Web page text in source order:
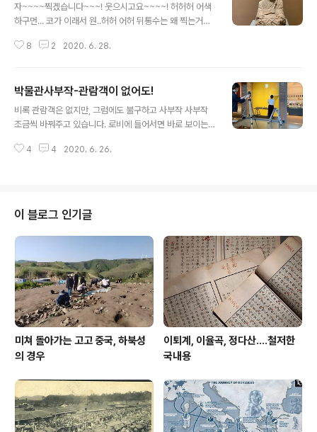
자~~~~찍겠습니다~~~! 웃으시고요~~~~! 허허허 어색
하구먼... 코가 이래서 원..허허 어허 뒤통수는 왜 찍는거요..
고정하였다. 2020.6.28. 정성혁 교수님과 유물 촬영. 줄
고기 가죽, 특히 상어가죽으로 만든 수납 기능이 있는 베개
입니다. 그렇다면, 이 귀한 옛물건의 주요 역할은 무엇일까
요? 네, 맞� historylibrary.net
8 2 2020. 6. 28.
박물관사부작-관람객이 없어도!
비록 관람객은 없지만, 그럼에도 불구하고 사부작 사부작
조금씩 바꿔주고 있습니다. 로비에 들어서면 바로 보이는
자마자 보이는 곳이기에, 관람객의 눈길이 많이 가는 알짜
작품으로 전시를 진행합니다. 이번이 벌써 세번 째! 세번째
전시 주인공은 양정모 작가입니다. 양정모 작가는 온양민
속박물관 소장품 중 ‘네모송곳’을 모티브로 제작한 촛대를
제작하였습니다. 이 코로나 사태가 끝나고, 다시 일상으로
돌아가는 순간을 위하여 오늘도 저희들의 사부작 사부작은
계속됩니다. ** 사진 양정모, 이희연..
4 4 2020. 6. 26.
이 블로그 인기글
미쳐 돌아가는 고고 중국, 하북성
의 경우
이퇴계, 이율곡, 정다산....철저한
국내용